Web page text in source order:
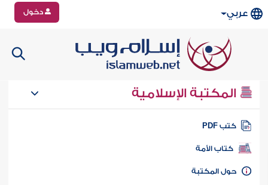
عربي دخول
المكتبة الإسلامية
كتب PDF
كتاب الأمة